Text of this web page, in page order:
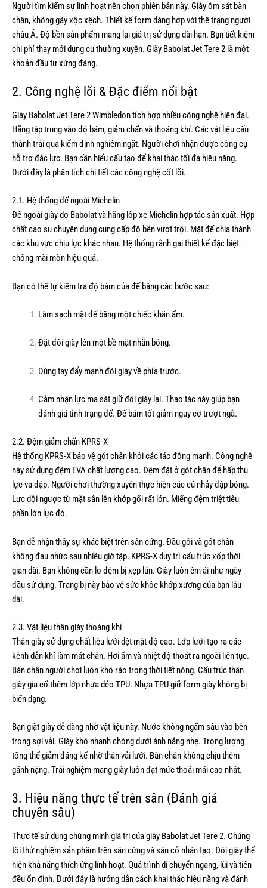
Người tìm kiếm sự linh hoạt nên chọn phiên bản này. Giày ôm sát bàn
chân, không gây xộc xệch. Thiết kế form dáng hợp với thể trạng người
châu Á. Độ bền sản phẩm mang lại giá trị sử dụng dài hạn. Bạn tiết kiệm
chi phí thay mới dụng cụ thường xuyên. Giày Babolat Jet Tere 2 là một
khoản đầu tư xứng đáng.
2. Công nghệ lõi & Đặc điểm nổi bật
Giày Babolat Jet Tere 2 Wimbledon tích hợp nhiều công nghệ hiện đại.
Hãng tập trung vào độ bám, giảm chấn và thoáng khí. Các vật liệu cấu
thành trải qua kiểm định nghiêm ngặt. Người chơi nhận được công cụ
hỗ trợ đắc lực. Bạn cần hiểu cấu tạo để khai thác tối đa hiệu năng.
Dưới đây là phân tích chi tiết các công nghệ cốt lõi.
2.1. Hệ thống đế ngoài Michelin
Đế ngoài giày do Babolat và hãng lốp xe Michelin hợp tác sản xuất. Hợp
chất cao su chuyên dụng cung cấp độ bền vượt trội. Mặt đế chia thành
các khu vực chịu lực khác nhau. Hệ thống rãnh gai thiết kế đặc biệt
chống mài mòn hiệu quả.
Bạn có thể tự kiểm tra độ bám của đế bằng các bước sau:
Làm sạch mặt đế bằng một chiếc khăn ẩm.
Đặt đôi giày lên một bề mặt nhẵn bóng.
Dùng tay đẩy mạnh đôi giày về phía trước.
Cảm nhận lực ma sát giữ đôi giày lại. Thao tác này giúp bạn
đánh giá tình trạng đế. Đế bám tốt giảm nguy cơ trượt ngã.
2.2. Đệm giảm chấn KPRS-X
Hệ thống KPRS-X bảo vệ gót chân khỏi các tác động mạnh. Công nghệ
này sử dụng đệm EVA chất lượng cao. Đệm đặt ở gót chân để hấp thụ
lực va đập. Người chơi thường xuyên thực hiện các cú nhảy đập bóng.
Lực dội ngược từ mặt sân lên khớp gối rất lớn. Miếng đệm triệt tiêu
phần lớn lực đó.
Bạn dễ nhận thấy sự khác biệt trên sân cứng. Đầu gối và gót chân
không đau nhức sau nhiều giờ tập. KPRS-X duy trì cấu trúc xốp thời
gian dài. Bạn không cần lo đệm bị xẹp lún. Giày luôn êm ái như ngày
đầu sử dụng. Trang bị này bảo vệ sức khỏe khớp xương của bạn lâu
dài.
2.3. Vật liệu thân giày thoáng khí
Thân giày sử dụng chất liệu lưới dệt mật độ cao. Lớp lưới tạo ra các
kênh dẫn khí làm mát chân. Hơi ẩm và nhiệt độ thoát ra ngoài liên tục.
Bàn chân người chơi luôn khô ráo trong thời tiết nóng. Cấu trúc thân
giày gia cố thêm lớp nhựa dẻo TPU. Nhựa TPU giữ form giày không bị
biến dạng.
Bạn giặt giày dễ dàng nhờ vật liệu này. Nước không ngấm sâu vào bên
trong sợi vải. Giày khô nhanh chóng dưới ánh nắng nhẹ. Trọng lượng
tổng thể giảm đáng kể nhờ thân vải lưới. Bàn chân không chịu thêm
gánh nặng. Trải nghiệm mang giày luôn đạt mức thoải mái cao nhất.
3. Hiệu năng thực tế trên sân (Đánh giá
chuyên sâu)
Thực tế sử dụng chứng minh giá trị của giày Babolat Jet Tere 2. Chúng
tôi thử nghiệm sản phẩm trên sân cứng và sân cỏ nhân tạo. Đôi giày thể
hiện khả năng thích ứng linh hoạt. Quá trình di chuyển ngang, lùi và tiến
đều ổn định. Dưới đây là hướng dẫn cách khai thác hiệu năng và đánh